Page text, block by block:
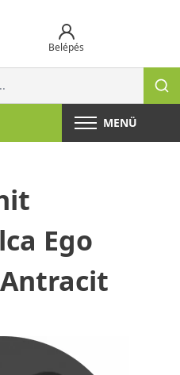
Belépés
MENÜ
Ego
Antracit